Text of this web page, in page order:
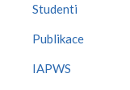
Studenti
Publikace
IAPWS